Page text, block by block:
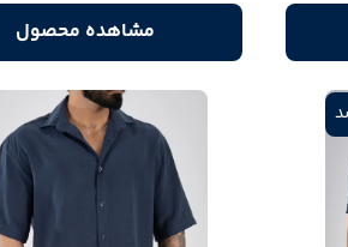
مشاهده محصول